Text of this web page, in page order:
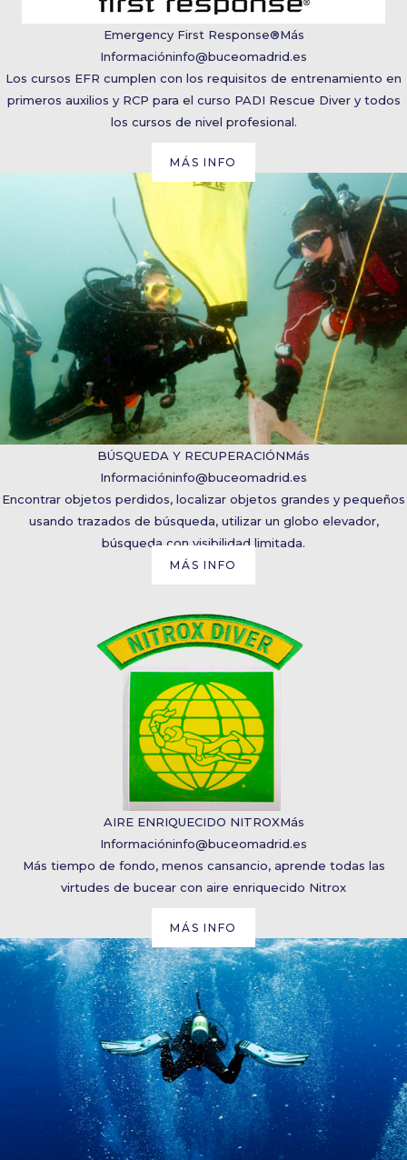
Emergency First Response®Más
Informacióninfo@buceomadrid.es
Los cursos EFR cumplen con los requisitos de entrenamiento en
primeros auxilios y RCP para el curso PADI Rescue Diver y todos
los cursos de nivel profesional.
MÁS INFO
BÚSQUEDA Y RECUPERACIÓNMás
Informacióninfo@buceomadrid.es
Encontrar objetos perdidos, localizar objetos grandes y pequeños
usando trazados de búsqueda, utilizar un globo elevador,
búsqueda con visibilidad limitada.
MÁS INFO
AIRE ENRIQUECIDO NITROXMás
Informacióninfo@buceomadrid.es
Más tiempo de fondo, menos cansancio, aprende todas las
virtudes de bucear con aire enriquecido Nitrox
MÁS INFO